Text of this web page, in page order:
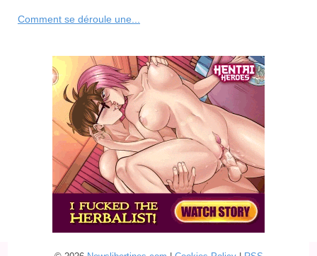
Comment se déroule une...